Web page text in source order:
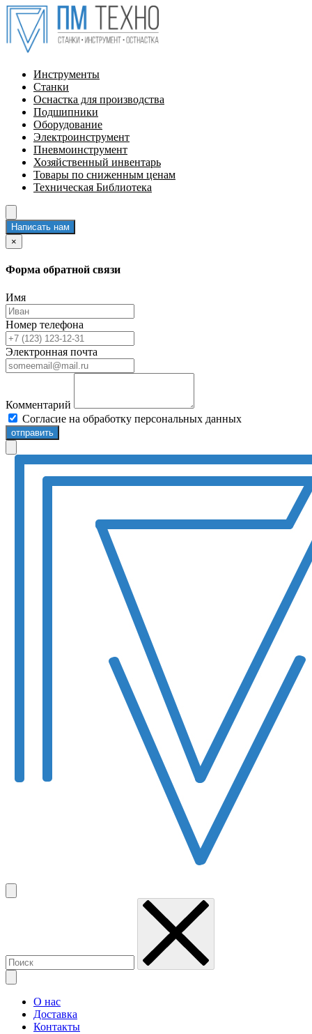
Инструменты
Станки
Оснастка для производства
Подшипники
Оборудование
Электроинструмент
Пневмоинструмент
Хозяйственный инвентарь
Товары по сниженным ценам
Техническая Библиотека
Написать нам
×
Форма обратной связи
Имя
Номер телефона
Электронная почта
Комментарий
Согласие на обработку персональных данных
отправить
О нас
Доставка
Контакты